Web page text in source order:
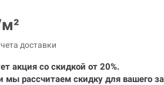
доставки
акция со скидкой от 20%.
мы рассчитаем скидку для вашего